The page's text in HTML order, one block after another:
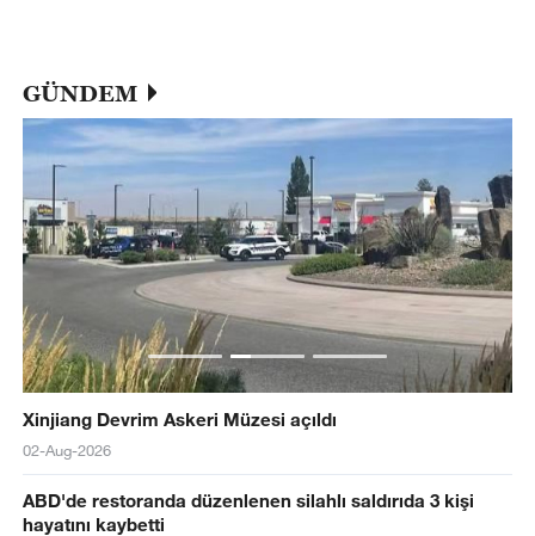
GÜNDEM
Xinjiang Devrim Askeri Müzesi açıldı
02-Aug-2026
ABD'de restoranda düzenlenen silahlı saldırıda 3 kişi
hayatını kaybetti